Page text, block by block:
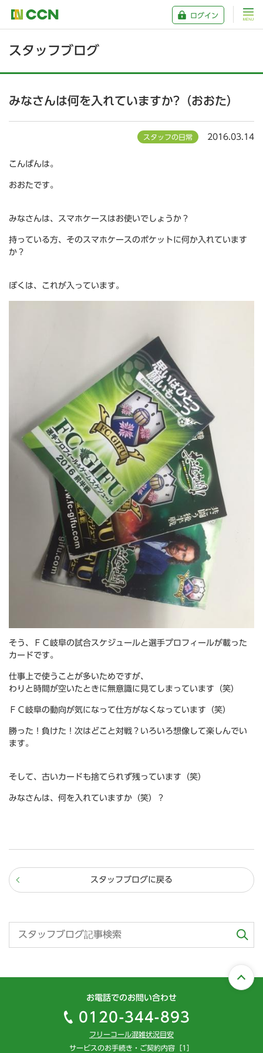
ログイン
スタッフブログ
みなさんは何を入れていますか?（おおた）
スタッフの日常 2016.03.14
こんばんは。
おおたです。
みなさんは、スマホケースはお使いでしょうか？
持っている方、そのスマホケースのポケットに何か入れています
か？
ぼくは、これが入っています。
そう、ＦＣ岐阜の試合スケジュールと選手プロフィールが載った
カードです。
仕事上で使うことが多いためですが、
わりと時間が空いたときに無意識に見てしまっています（笑）
ＦＣ岐阜の動向が気になって仕方がなくなっています（笑）
勝った！負けた！次はどこと対戦？いろいろ想像して楽しんでい
ます。
そして、古いカードも捨てられず残っています（笑）
みなさんは、何を入れていますか（笑）？
スタッフブログに戻る
お電話でのお問い合わせ
0120-344-893
フリーコール混雑状況目安
サービスのお手続き・ご契約内容［1］